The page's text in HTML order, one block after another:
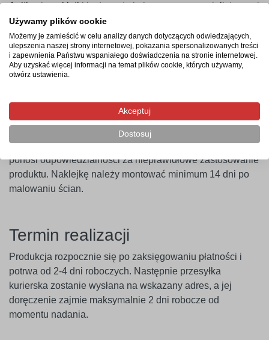
Aplikacja naklejki jest prosta i nie wymaga specjalistycznej
wiedzy. Wystarczy usunąć papier podkładowy, przenieść
naklejkę na wybraną powierzchnię, a następnie zdjąć folię
transportową – i gotowe. Aby uzyskać najlepszy efekt,
zaleca się użycie naklejki w ciągu 14 dni od zakupu.
niepylących powierzchni. W przypadku ścian pokrytych
farbami o wysokiej zawartości lateksu (np. ceramicznymi,
plamoodpornymi) zalecamy wcześniejsze
przeprowadzenie próby przyczepności. Producent nie
ponosi odpowiedzialności za nieprawidłowe zastosowanie
produktu. Naklejkę należy montować minimum 14 dni po
malowaniu ścian.
Termin realizacji
Produkcja rozpocznie się po zaksięgowaniu płatności i
potrwa od 2-4 dni roboczych. Następnie przesyłka
kurierska zostanie wysłana na wskazany adres, a jej
doręczenie zajmie maksymalnie 2 dni robocze od
momentu nadania.
Używamy plików cookie
Możemy je zamieścić w celu analizy danych dotyczących odwiedzających,
ulepszenia naszej strony internetowej, pokazania spersonalizowanych treści
i zapewnienia Państwu wspaniałego doświadczenia na stronie internetowej.
Aby uzyskać więcej informacji na temat plików cookie, których używamy,
otwórz ustawienia.
Akceptuj
Dostosuj